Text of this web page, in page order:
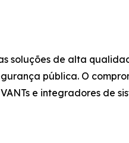
soluções de alta
pública. O
e integradores de